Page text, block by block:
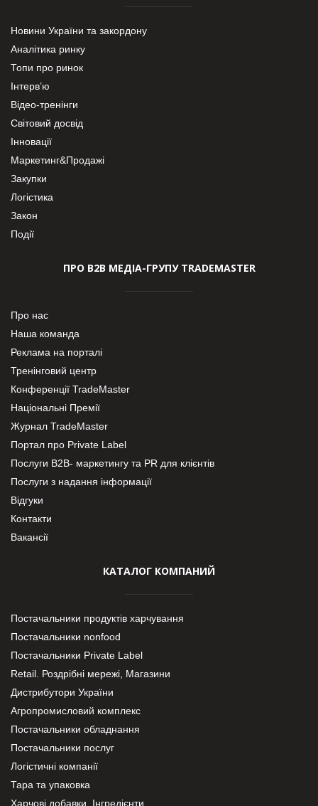
Новини України та закордону
Аналітика ринку
Топи про ринок
Інтерв’ю
Відео-тренінги
Світовий досвід
Інновації
Маркетинг&Продажі
Закупки
Логістика
Закон
Події
ПРО В2В МЕДІА-ГРУПУ TRADEMASTER
Про нас
Наша команда
Реклама на порталі
Тренінговий центр
Конференції TradeMaster
Національні Премії
Журнал TradeMaster
Портал про Private Label
Послуги В2В- маркетингу та PR для клієнтів
Послуги з надання інформації
Відгуки
Контакти
Вакансії
КАТАЛОГ КОМПАНИЙ
Постачальники продуктів харчування
Постачальники nonfood
Постачальники Private Label
Retail. Роздрібні мережі, Магазини
Дистрибутори України
Агропромисловий комплекс
Постачальники обладнання
Постачальники послуг
Логістичні компанії
Тара та упаковка
Харчові добавки. Інгредієнти.